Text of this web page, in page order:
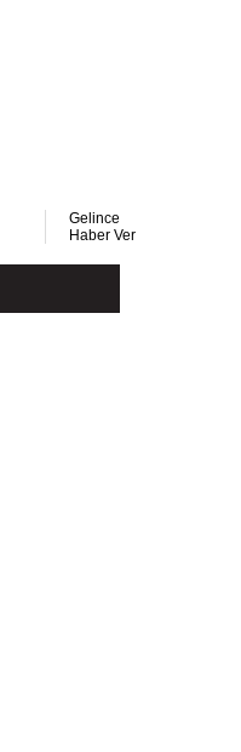
Gelince
Haber Ver